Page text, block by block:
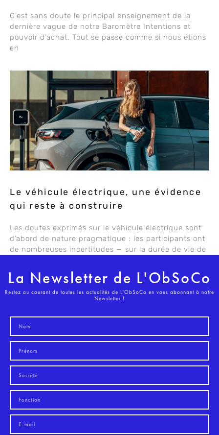
C’est sans doute le principal enseignement de la
dernière vague de notre Baromètre Intentions et
pouvoir d’achat. Tout se passe comme si nous étions
en
Le véhicule électrique, une évidence
qui reste à construire
Les doutes exprimés sur le véhicule électrique sont
d’abord de nature pragmatique : les participants ont
de nombreuses incertitudes — sur la durée de vie de
La Newsletter de L'ObSoCo
Restez au courant de toutes les actualités de L'ObSoCo en vous abonnant à notre
Newsletter !